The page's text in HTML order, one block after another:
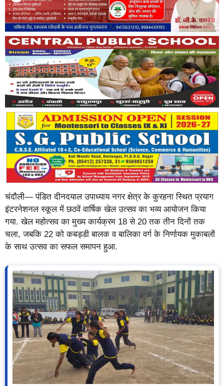
चंदौली— पंडित दीनदयाल उपाध्याय नगर क्षेत्र के कुरहना स्थित प्रयाग
इंटरनेशनल स्कूल में छठवें वार्षिक खेल उत्सव का भव्य आयोजन किया
गया. खेल महोत्सव का मुख्य कार्यक्रम 18 से 20 तक तीन दिनों तक
चला, जबकि 22 को कबड्डी बालक व बालिका वर्ग के निर्णायक मुकाबलों
के साथ उत्सव का सफल समापन हुआ.